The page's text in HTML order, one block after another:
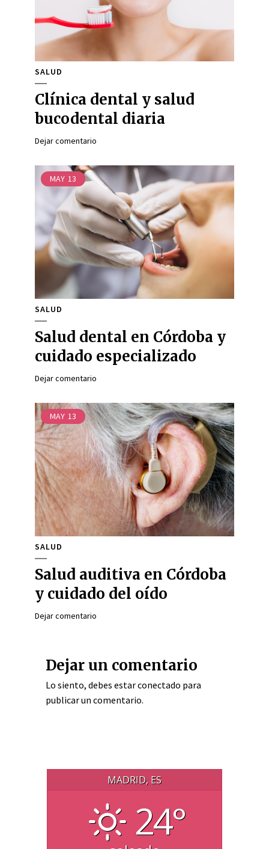
SALUD
Clínica dental y salud
bucodental diaria
Dejar comentario
MAY 13
SALUD
Salud dental en Córdoba y
cuidado especializado
Dejar comentario
MAY 13
SALUD
Salud auditiva en Córdoba
y cuidado del oído
Dejar comentario
Dejar un comentario
Lo siento, debes estarconectado para
publicar un comentario.
MADRID, ES
24°